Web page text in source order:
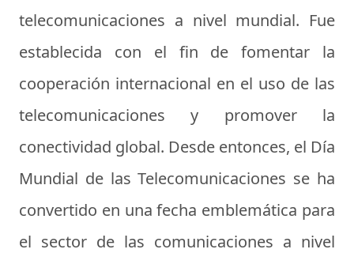
telecomunicaciones a nivel mundial. Fue
establecida con el fin de fomentar la
cooperación internacional en el uso de las
telecomunicaciones y promover la
conectividad global. Desde entonces, el Día
Mundial de las Telecomunicaciones se ha
convertido en una fecha emblemática para
el sector de las comunicaciones a nivel